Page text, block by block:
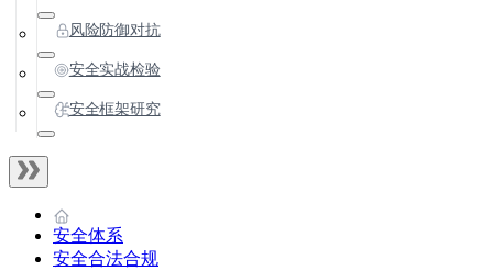
风险防御对抗
安全实战检验
安全框架研究
安全体系
安全合法合规